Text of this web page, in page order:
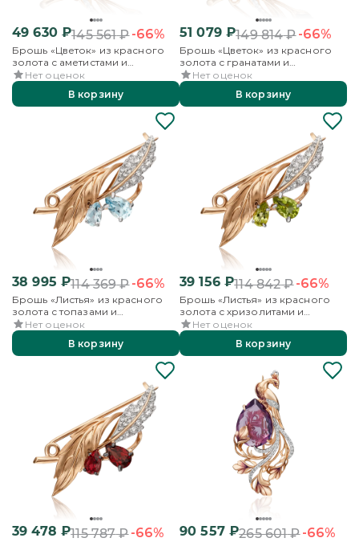
49 630₽145 561₽-66%
Брошь «Цветок» из красного
золота с аметистами и
бесцветными топазами
Нет оценок
В корзину
51 079₽149 814₽-66%
Брошь «Цветок» из красного
золота с гранатами и
бесцветными топазами
Нет оценок
В корзину
38 995 ₽114 369₽-66%
Брошь «Листья» из красного
золота с топазами и
бесцветными топазами
Нет оценок
В корзину
39 156₽114 842₽-66%
Брошь «Листья» из красного
золота с хризолитами и
бесцветными топазами
Нет оценок
В корзину
39 478 ₽115 787₽-66% 90 557₽265 601₽-66%